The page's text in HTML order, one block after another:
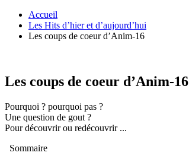
Accueil
Les Hits d’hier et d’aujourd’hui
Les coups de coeur d’Anim-16
Les coups de coeur d’Anim-16
Pourquoi ? pourquoi pas ?
Une question de gout ?
Pour découvrir ou redécouvrir ...
Sommaire